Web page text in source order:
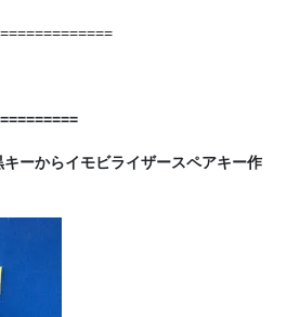
ーからイモビライザースペアキー作